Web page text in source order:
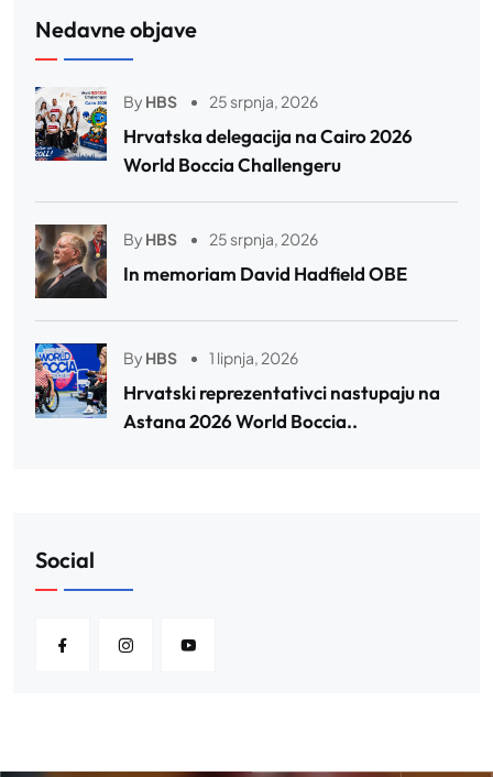
Nedavne objave
By HBS 25 srpnja, 2026
Hrvatska delegacija na Cairo 2026
World Boccia Challengeru
By HBS 25 srpnja, 2026
In memoriam David Hadfield OBE
By HBS 1 lipnja, 2026
Hrvatski reprezentativci nastupaju na
Astana 2026 World Boccia..
Social